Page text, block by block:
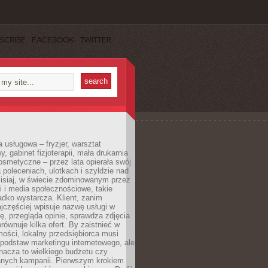
FACEBOOK TWITTER
usługowa – fryzjer, warsztat
gabinet fizjoterapii, mała drukarnia
– przez lata opierała swój
poleceniach, ulotkach i szyldzie nad
w świecie zdominowanym przez
i media społecznościowe, takie
wystarcza. Klient, zanim
wpisuje nazwę usługi w
przegląda opinie, sprawdza zdjęcia
kilka ofert. By zaistnieć w
lokalny przedsiębiorca musi
marketingu internetowego, ale
to wielkiego budżetu czy
kampanii. Pierwszym krokiem